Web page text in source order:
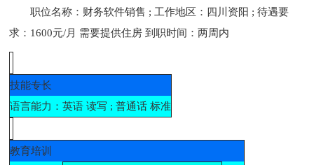
职位名称：财务软件销售 ; 工作地区：四川资阳 ; 待遇要
求：1600元/月 需要提供住房 到职时间：两周内
技能专长
语言能力：英语 读写 ; 普通话 标准
教育培训